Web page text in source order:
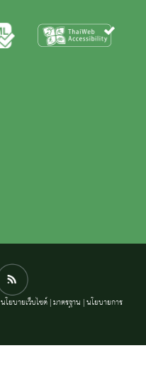
นโยบายเว็บไซต์|มาตรฐาน |นโยบายการ